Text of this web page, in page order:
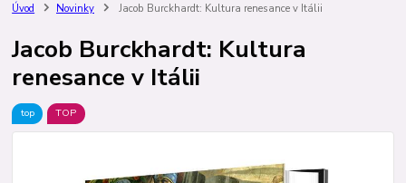
Úvod Novinky Jacob Burckhardt: Kultura renesance v Itálii
Jacob Burckhardt: Kultura
renesance v Itálii
top TOP